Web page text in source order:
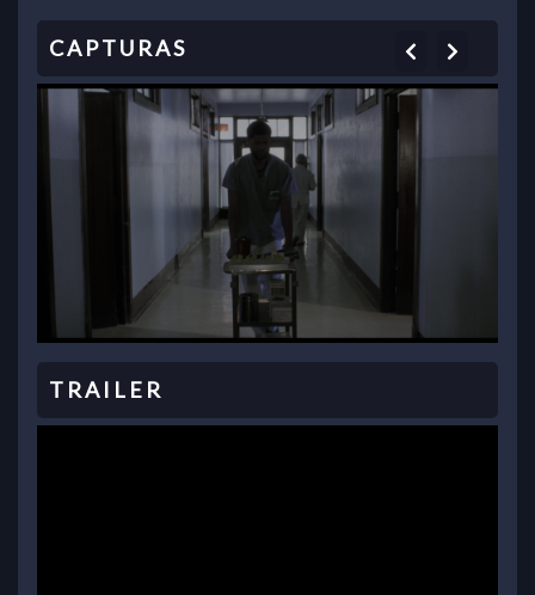
Previous